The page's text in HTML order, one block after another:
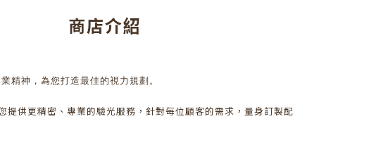
商店介紹
精神，為您打造最佳的視力規劃。
提供更精密、專業的驗光服務，針對每位顧客的需求，量身訂製配